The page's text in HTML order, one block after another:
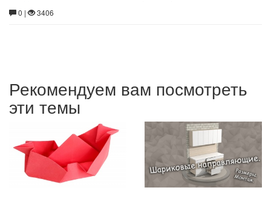
0 | 3406
Рекомендуем вам посмотреть
эти темы